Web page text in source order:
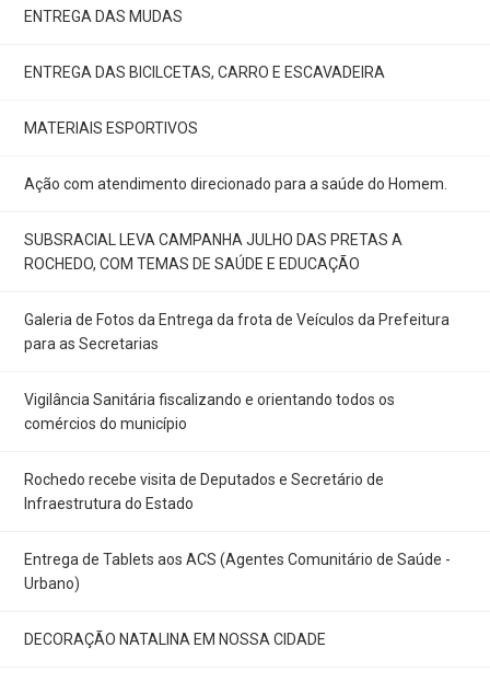
ENTREGA DAS MUDAS
ENTREGA DAS BICILCETAS, CARRO E ESCAVADEIRA
MATERIAIS ESPORTIVOS
Ação com atendimento direcionado para a saúde do Homem.
SUBSRACIAL LEVA CAMPANHA JULHO DAS PRETAS A
ROCHEDO, COM TEMAS DE SAÚDE E EDUCAÇÃO
Galeria de Fotos da Entrega da frota de Veículos da Prefeitura
para as Secretarias
Vigilância Sanitária fiscalizando e orientando todos os
comércios do município
Rochedo recebe visita de Deputados e Secretário de
Infraestrutura do Estado
Entrega de Tablets aos ACS (Agentes Comunitário de Saúde -
Urbano)
DECORAÇÃO NATALINA EM NOSSA CIDADE